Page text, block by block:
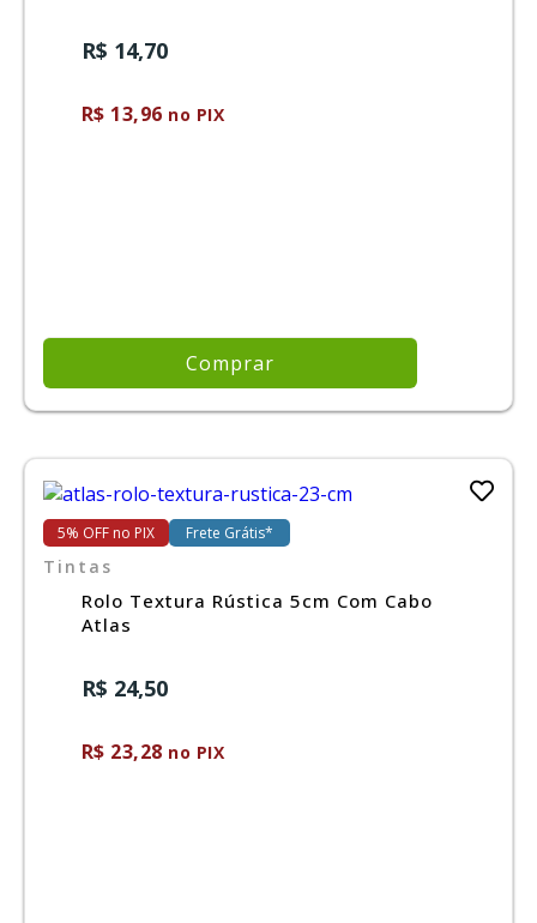
R$ 14,70
R$ 13,96 no PIX
Comprar
5% OFF no PIX Frete Grátis*
Tintas
Rolo Textura Rústica 5cm Com Cabo
Atlas
R$ 24,50
R$ 23,28 no PIX